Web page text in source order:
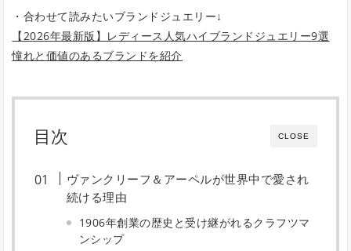
・合わせて読みたいブランドジュエリー↓
【2026年最新版】レディース人気ハイブランドジュエリー9選
憧れと価値のあるブランドを紹介
CLOSE
目次
ヴァンクリーフ＆アーペルが世界中で愛され
続ける理由
1906年創業の歴史と受け継がれるクラフツマ
ンシップ